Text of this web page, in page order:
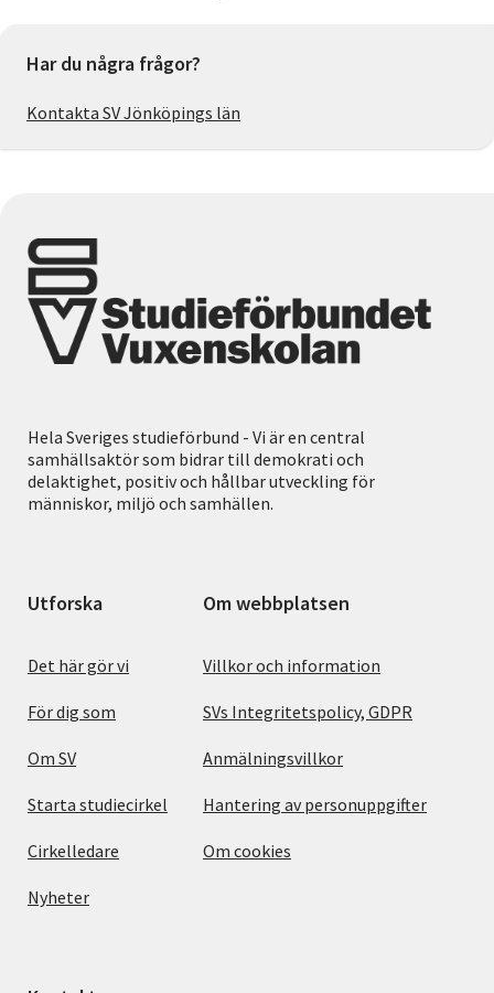
Har du några frågor?
Kontakta SV Jönköpings län
Hela Sveriges studieförbund - Vi är en central
samhällsaktör som bidrar till demokrati och
delaktighet, positiv och hållbar utveckling för
människor, miljö och samhällen.
Utforska
Det här gör vi
För dig som
Om SV
Starta studiecirkel
Cirkelledare
Nyheter
Om webbplatsen
Villkor och information
SVs Integritetspolicy, GDPR
Anmälningsvillkor
Hantering av personuppgifter
Om cookies